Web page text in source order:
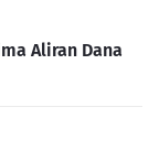
Aliran Dana